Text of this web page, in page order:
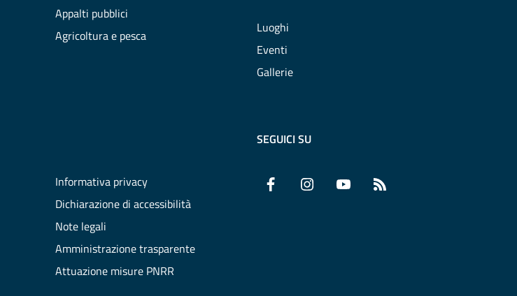
Appalti pubblici
Agricoltura e pesca
Luoghi
Eventi
Gallerie
Informativa privacy
Dichiarazione di accessibilità
Note legali
Amministrazione trasparente
Attuazione misure PNRR
SEGUICI SU
Facebook InstagramYouTube